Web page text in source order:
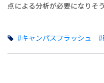
点による分析が必要になりそう
#キャンパスフラッシュ #